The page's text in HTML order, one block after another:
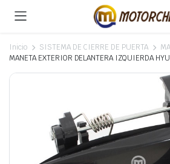
Inicio SISTEMA DE CIERRE DE PUERTA
MANETA EXTERIOR DELANTERA IZQUIERDA